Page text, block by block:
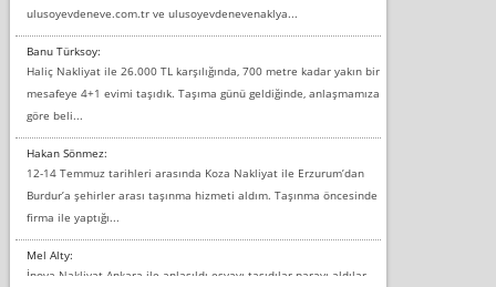
ulusoyevdeneve.com.tr ve ulusoyevdenevenaklya...
Banu Türksoy:
Haliç Nakliyat ile 26.000 TL karşılığında, 700 metre kadar yakın bir
mesafeye 4+1 evimi taşıdık. Taşıma günü geldiğinde, anlaşmamıza
göre beli...
Hakan Sönmez:
12-14 Temmuz tarihleri arasında Koza Nakliyat ile Erzurum’dan
Burdur’a şehirler arası taşınma hizmeti aldım. Taşınma öncesinde
firma ile yaptığı...
Mel Alty:
İnova Nakliyat Ankara ile anlaşıldı eşyayı taşıdılar parayı aldılar.